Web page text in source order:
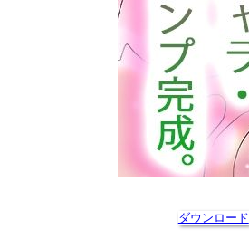
ダウンロード